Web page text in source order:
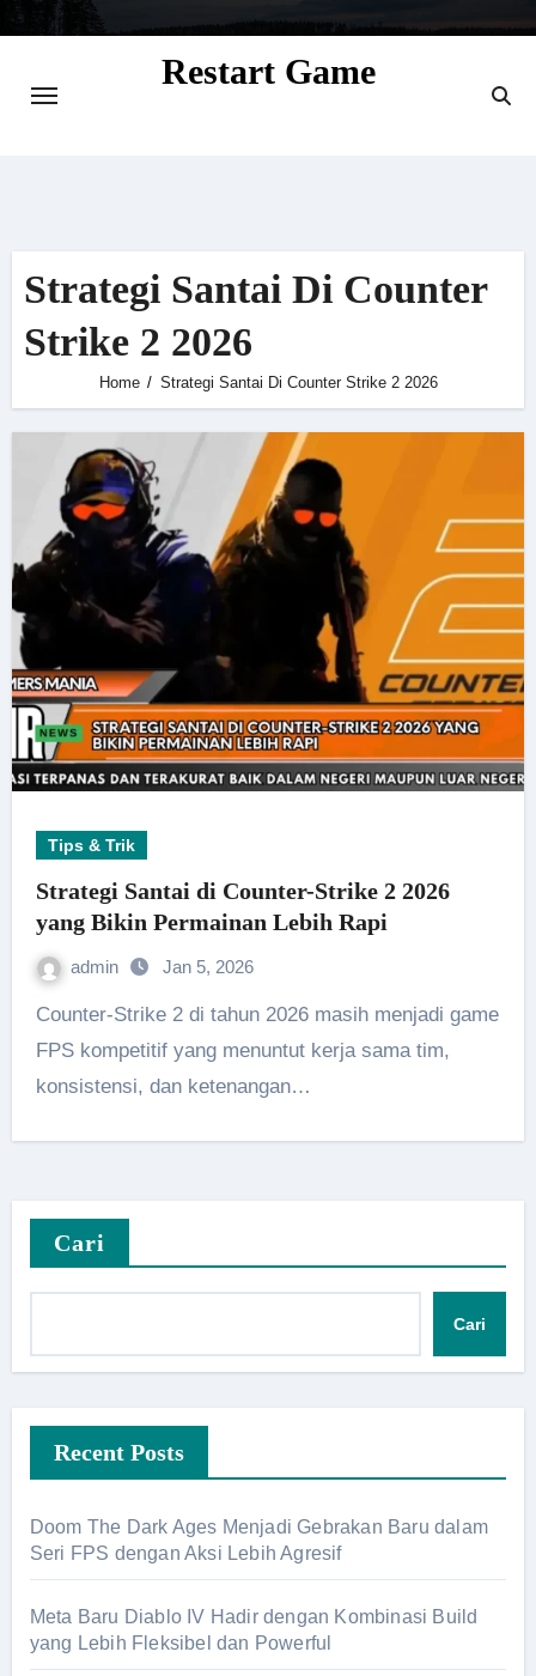
Restart Game
Strategi Santai Di Counter
Strike 2 2026
Home Strategi Santai Di Counter Strike 2 2026
Tips & Trik
Strategi Santai di Counter-Strike 2 2026
yang Bikin Permainan Lebih Rapi
admin Jan 5, 2026
Counter-Strike 2 di tahun 2026 masih menjadi game
FPS kompetitif yang menuntut kerja sama tim,
konsistensi, dan ketenangan…
Cari
Cari
Recent Posts
Doom The Dark Ages Menjadi Gebrakan Baru dalam
Seri FPS dengan Aksi Lebih Agresif
Meta Baru Diablo IV Hadir dengan Kombinasi Build
yang Lebih Fleksibel dan Powerful